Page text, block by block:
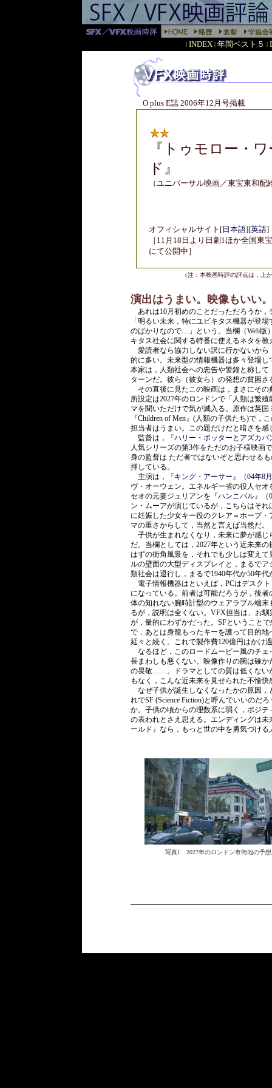
| INDEX | 年間ベスト５ |
O plus E誌 2006年12月号掲載
『 トゥモロー・
ド』
（ユニバーサル映画／東宝東和配
オフィシャルサイト [日本語][英語]
［11月18日より日劇1ほか全国東
にて公開中］
（注：本映画時評の評点は，上
演出はうまい。映像もいい
あれは10月初めのことだっただろうか
「明るい未来，特にユビキタス機器が登
のばかりなので…」という。当欄（Web版
キタス社会に関する特番に使えるネタを
愛読者なら協力しない訳に行かないから
的に多い。未来型の情報機器は多々登場
本家は，人類社会への忠告や警鐘と称し
ターンだ。彼ら（彼女ら）の発想の貧困
その直後に見たこの映画は，まさにその
所設定は2027年のロンドンで「人類は繁
マを聞いただけで気が滅入る。原作は英
『Children of Men』(人類の子供たち)で
担当者はうまい。この題だけだと暗さを
監督は，
『ハリー・ポッターとアズカ
人気シリーズの第3作をただのお子様映画
身の監督は ただ者ではないぞと思わせる
揮している。
主演は，
『キング・アーサー』（04年8
ヴ・オーウェン。エネルギー省の役人セ
セオの元妻ジュリアンを 『ハンニバル』
ン・ムーアが演じているが，こちらはそ
に妊娠した少女キー役のクレア＝ホープ
マの重さからして，当然と言えば当然だ。
子供が生まれなくなり，未来に夢が感じ
だ。当欄としては，2027年という近未来
はずの街角風景を，それでも少しは変えて
ルの壁面の大型ディスプレイと，まるで
類社会は退行し，まるで1940年代か50年
電子情報機器はといえば，PCはデスク
になっている。前者は可能だろうが，後
体の知れない腕時計型のウェアラブル端
るが，説明は全くない。VFX担当は、お馴
が，量的にわずかだった。SFということ
で，あとは身籠もったキーを護って目的
延々と続く。これで製作費120億円はかけ
なるほど，このロードムービー風のチェ
長まわしも悪くない。映像作りの腕は確
の畏敬……。ドラマとしての質は低くない
もなく，こんな近未来を見せられた不愉
なぜ子供が誕生しなくなったかの原因，
れでSF (Science Fiction)と呼んでいいのだ
か。子供の頃からの理数系に弱く，ポジ
の表われとさえ思える。エンディングは
ールド』なら，もっと世の中を勇気
写真1 2027年のロンドン市街地の予想